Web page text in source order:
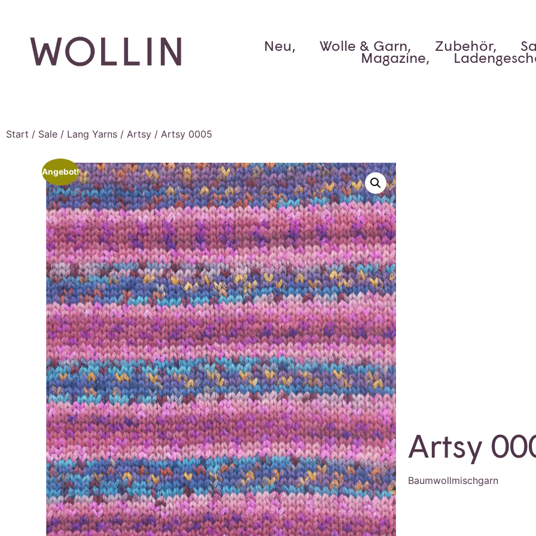
Neu, Wolle & Garn, Zubehör,
Magazine,
Start / Sale / Lang Yarns / Artsy / Artsy 0005
Angebot!
Artsy
Baumwollmischgarn